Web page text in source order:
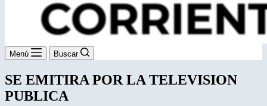
Menú Buscar
SE EMITIRA POR LA TELEVISION
PUBLICA